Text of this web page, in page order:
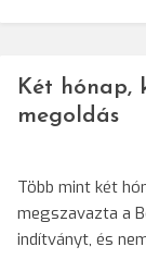
Két hónap,
megoldás
Több mint két
megszavazta a
indítványt, és